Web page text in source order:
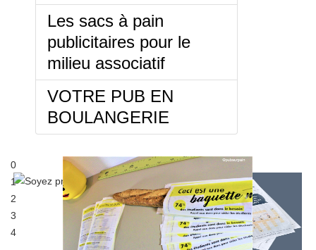
Les sacs à pain
publicitaires pour le
milieu associatif
VOTRE PUB EN
BOULANGERIE
Générez plus de flux en points de vente
Sac à pain publicitaire
0
1
2
3
4